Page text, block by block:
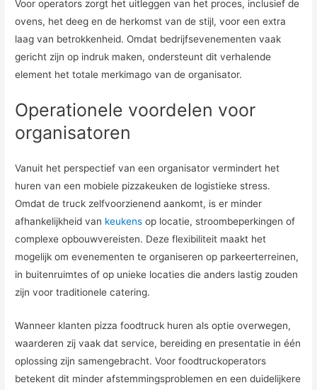
Voor operators zorgt het uitleggen van het proces, inclusief de
ovens, het deeg en de herkomst van de stijl, voor een extra
laag van betrokkenheid. Omdat bedrijfsevenementen vaak
gericht zijn op indruk maken, ondersteunt dit verhalende
element het totale merkimago van de organisator.
Operationele voordelen voor
organisatoren
Vanuit het perspectief van een organisator vermindert het
huren van een mobiele pizzakeuken de logistieke stress.
Omdat de truck zelfvoorzienend aankomt, is er minder
afhankelijkheid van keukens op locatie, stroombeperkingen of
complexe opbouwvereisten. Deze flexibiliteit maakt het
mogelijk om evenementen te organiseren op parkeerterreinen,
in buitenruimtes of op unieke locaties die anders lastig zouden
zijn voor traditionele catering.
Wanneer klanten pizza foodtruck huren als optie overwegen,
waarderen zij vaak dat service, bereiding en presentatie in één
oplossing zijn samengebracht. Voor foodtruckoperators
betekent dit minder afstemmingsproblemen en een duidelijkere